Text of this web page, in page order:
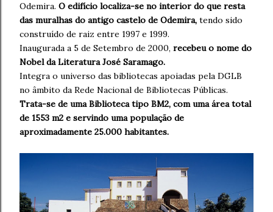
Odemira. O edifício localiza-se no interior do que resta
das muralhas do antigo castelo de Odemira, tendo sido
construído de raiz entre 1997 e 1999.
Inaugurada a 5 de Setembro de 2000, recebeu o nome do
Nobel da Literatura José Saramago.
Integra o universo das bibliotecas apoiadas pela DGLB
no âmbito da Rede Nacional de Bibliotecas Públicas.
Trata-se de uma Biblioteca tipo BM2, com uma área total
de 1553 m2 e servindo uma população de
aproximadamente 25.000 habitantes.